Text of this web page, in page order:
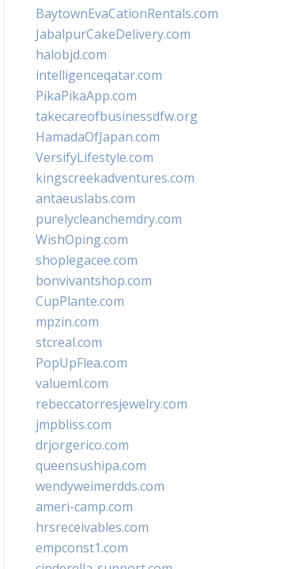
BaytownEvaCationRentals.com
JabalpurCakeDelivery.com
halobjd.com
intelligenceqatar.com
PikaPikaApp.com
takecareofbusinessdfw.org
HamadaOfJapan.com
VersifyLifestyle.com
kingscreekadventures.com
antaeuslabs.com
purelycleanchemdry.com
WishOping.com
shoplegacee.com
bonvivantshop.com
CupPlante.com
mpzin.com
stcreal.com
PopUpFlea.com
valueml.com
rebeccatorresjewelry.com
jmpbliss.com
drjorgerico.com
queensushipa.com
wendyweimerdds.com
ameri-camp.com
hrsreceivables.com
empconst1.com